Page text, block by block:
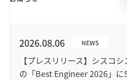
2026.08.06 NEWS
【プレスリリース】シスコ
の「Best Engineer 2026」に